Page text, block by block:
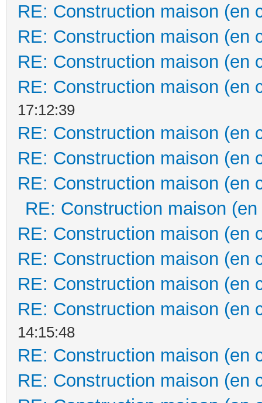
RE: Construction maison (en
RE: Construction maison (en
RE: Construction maison (en
RE: Construction maison (en
17:12:39
RE: Construction maison (en
RE: Construction maison (en
RE: Construction maison (en
RE: Construction maison
RE: Construction maison (en
RE: Construction maison (en
RE: Construction maison (en
RE: Construction maison (en
14:15:48
RE: Construction maison (en
RE: Construction maison (en